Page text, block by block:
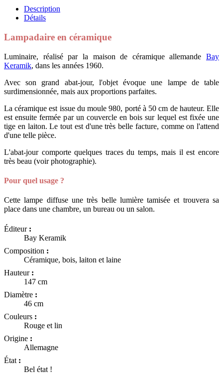
Description
Détails
Lampadaire en céramique
Luminaire, réalisé par la maison de céramique allemande Bay
Keramik, dans les années 1960.
Avec son grand abat-jour, l'objet évoque une lampe de table
surdimensionnée, mais aux proportions parfaites.
La céramique est issue du moule 980, porté à 50 cm de hauteur. Elle
est ensuite fermée par un couvercle en bois sur lequel est fixée une
tige en laiton. Le tout est d'une très belle facture, comme on l'attend
d'une telle pièce.
L'abat-jour comporte quelques traces du temps, mais il est encore
très beau (voir photographie).
Pour quel usage ?
Cette lampe diffuse une très belle lumière tamisée et trouvera sa
place dans une chambre, un bureau ou un salon.
Éditeur :
Bay Keramik
Composition :
Céramique, bois, laiton et laine
Hauteur :
147 cm
Diamètre :
46 cm
Couleurs :
Rouge et lin
Origine :
Allemagne
État :
Bel état !